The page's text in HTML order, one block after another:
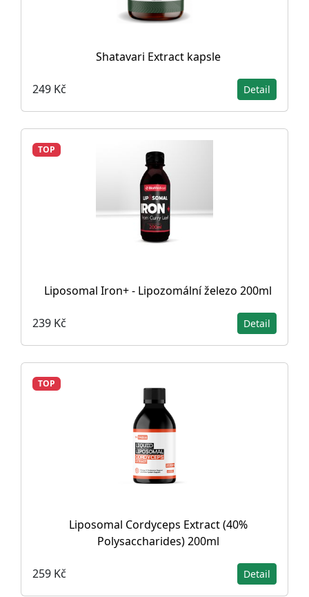
Shatavari Extract kapsle
249 Kč Detail
TOP
Liposomal Iron+ - Lipozomální železo 200ml
239 Kč Detail
TOP
Liposomal Cordyceps Extract (40%
Polysaccharides) 200ml
259 Kč Detail